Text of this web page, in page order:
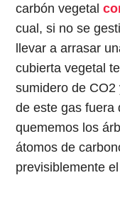
carbón vegetal
cual, si no se
llevar a arrasar
cubierta vegetal
sumidero de
de este gas
quememos los
átomos de car
previsiblemente